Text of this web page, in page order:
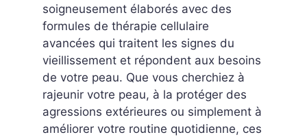
soigneusement élaborés avec des
formules de thérapie cellulaire
avancées qui traitent les signes du
vieillissement et répondent aux besoins
de votre peau. Que vous cherchiez à
rajeunir votre peau, à la protéger des
agressions extérieures ou simplement à
améliorer votre routine quotidienne, ces